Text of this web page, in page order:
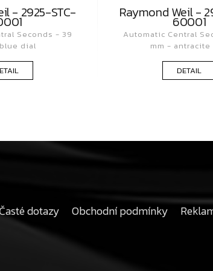
- 2925-STC-
Seconds - 39
dial
Raymond Weil -
60001
Automatic Central
mm - antracite
DETAIL
Časté dotazy Obchodní podmínky